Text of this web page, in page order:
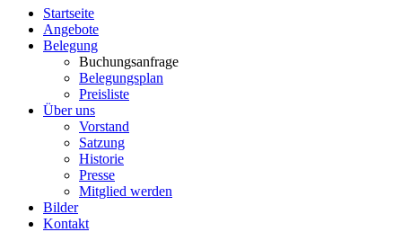
Startseite
Angebote
Belegung
Buchungsanfrage
Belegungsplan
Preisliste
Über uns
Vorstand
Satzung
Historie
Presse
Mitglied werden
Bilder
Kontakt